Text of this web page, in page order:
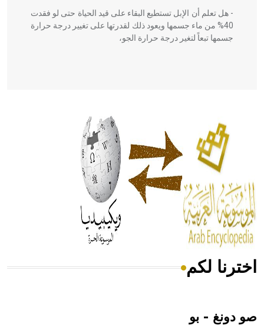
- هل تعلم أن الإبل تستطيع البقاء على قيد الحياة حتى لو فقدت
40% من ماء جسمها ويعود ذلك لقدرتها على تغيير درجة حرارة
جسمها تبعاً لتغير درجة حرارة الجو،
الحكم، الأدلة، تنظيم التغذية، ورسالته في جروح الرأس. ويعود
له الفضل بأنه حرر الطب من الدين والفلسفة.
- هل تعلم أن المرجان إفراز حيواني يتكون في البحر ويتركب
من مادة كربونات الكلسيوم، وهو أحمر أو شديد الحمرة وهو
أجود أنواعه، ويمتاز بكبر الحجم ويسمى الش
هل تعلم أن الأبسيد كلمة فرنسية اللفظ تم اعتمادها مصطلحاً
اخترنا لكم
صو دونغ - بو